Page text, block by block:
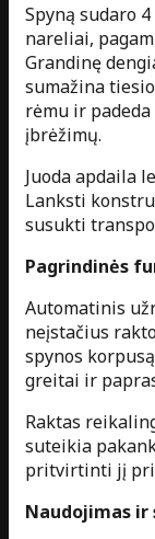
Spyną sudaro
nareliai,
Grandinę
sumažina
rėmu ir
įbrėžimų.
Juoda apdaila
Lanksti
susukti
Pagrindinės
Automatinis
neįstačius
spynos
greitai ir
Raktas
suteikia
pritvirtinti jį
Naudojimas ir